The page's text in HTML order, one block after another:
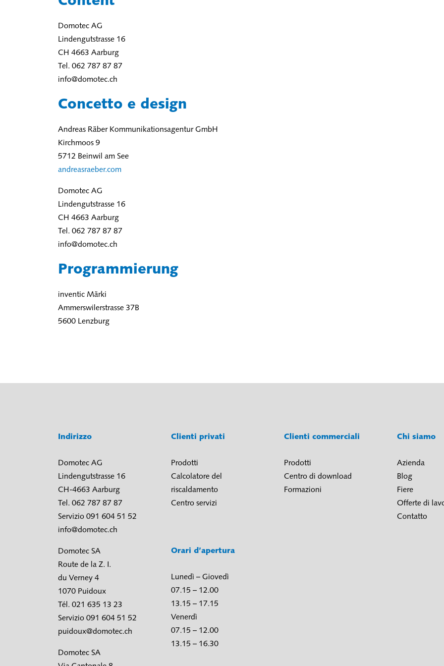
Domotec AG
Lindengutstrasse 16
CH 4663 Aarburg
Tel. 062 787 87 87
info@domotec.ch
Concetto e design
Andreas Räber Kommunikationsagentur GmbH
Kirchmoos 9
5712 Beinwil am See
andreasraeber.com
Domotec AG
Lindengutstrasse 16
CH 4663 Aarburg
Tel. 062 787 87 87
info@domotec.ch
Programmierung
inventic Märki
Ammerswilerstrasse 37B
5600 Lenzburg
Indirizzo
Domotec AG
Lindengutstrasse 16
CH-4663 Aarburg
Tel. 062 787 87 87
Servizio 091 604 51 52
info@domotec.ch
Domotec SA
Route de la Z. I.
du Verney 4
1070 Puidoux
Tél. 021 635 13 23
Servizio 091 604 51 52
puidoux@domotec.ch
Domotec SA
Clienti privati
Prodotti
Calcolatore del
riscaldamento
Centro servizi
Orari d’apertura
Lunedì – Giovedì
07.15 – 12.00
13.15 – 17.15
Venerdì
07.15 – 12.00
13.15 – 16.30
Clienti commerciali
Prodotti
Centro di download
Formazioni
Chi siamo
Azienda
Blog
Fiere
Offerte di
Contatto